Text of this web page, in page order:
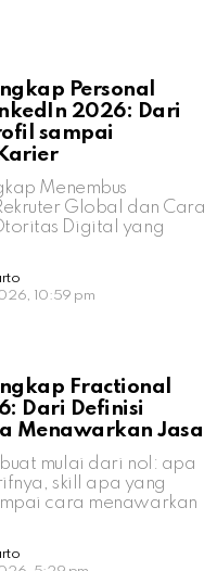
Personal
2026: Dari
sampai
Menembus
Global dan Cara
Digital yang
10:59 pm
Fractional
Dari Definisi
Menawarkan Jasa
mulai dari nol: apa
skill apa yang
cara menawarkan